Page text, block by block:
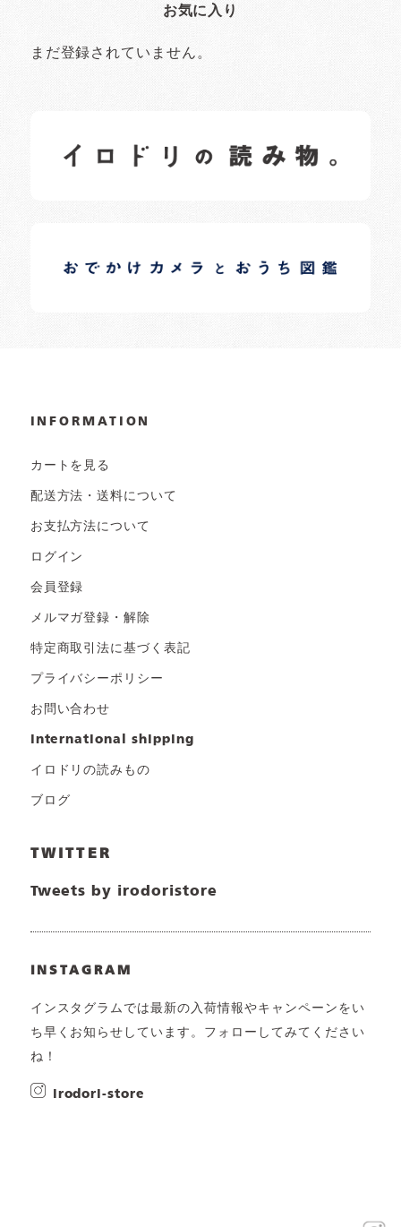
お気に入り
まだ登録されていません。
日常の様子など随時更新中です。
日常の様子など随時更新中です。
INFORMATION
カートを見る
配送方法・送料について
お支払方法について
ログイン
会員登録
メルマガ登録・解除
特定商取引法に基づく表記
プライバシーポリシー
お問い合わせ
international shipping
イロドリの読みもの
ブログ
TWITTER
Tweets by irodoristore
INSTAGRAM
インスタグラムでは最新の入荷情報やキャンペーンをい
ち早くお知らせしています。フォローしてみてください
ね！
irodori-store